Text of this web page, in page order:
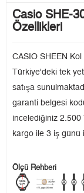
Casio SHE-
Özellikleri
CASIO SHEEN Kol
Türkiye'deki tek
satışa
garanti belgesi
incelediğiniz
kargo ile 3 iş günü
Ölçü Rehberi